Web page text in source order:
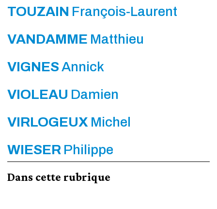
TOUZAIN François-Laurent
VANDAMME Matthieu
VIGNESAnnick
VIOLEAU Damien
VIRLOGEUX Michel
WIESER Philippe
Dans cette rubrique